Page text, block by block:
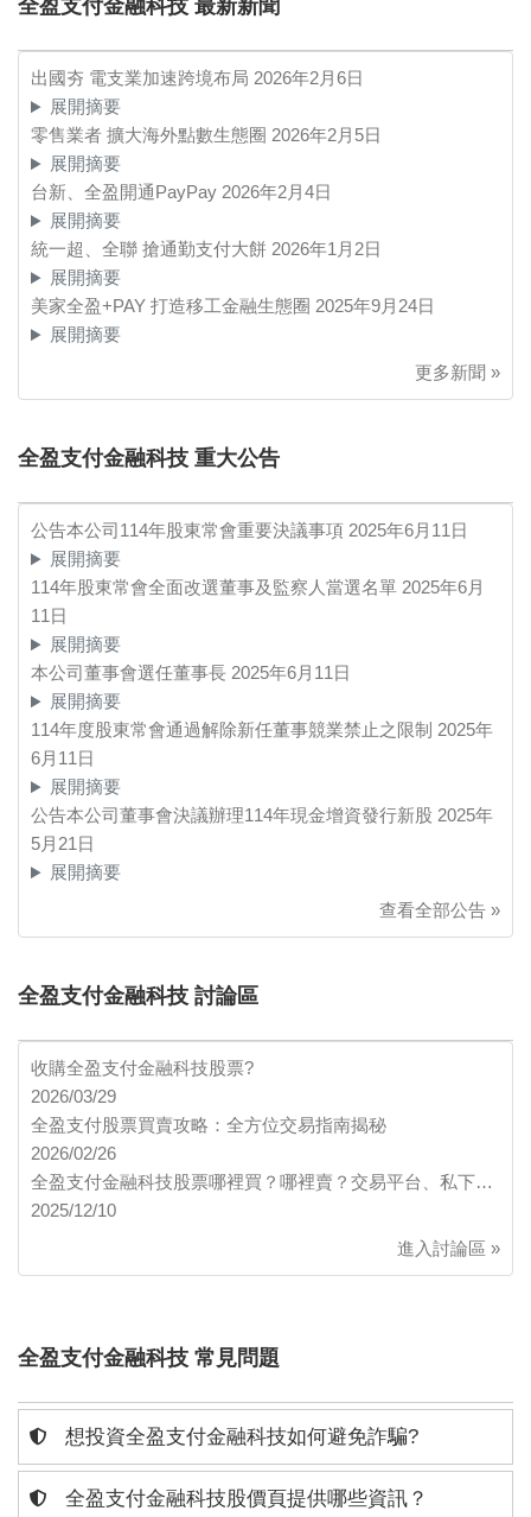
全盈支付金融科技 最新新聞
出國夯 電支業加速跨境布局 2026年2月6日
展開摘要
零售業者 擴大海外點數生態圈 2026年2月5日
展開摘要
台新、全盈開通PayPay 2026年2月4日
展開摘要
統一超、全聯 搶通勤支付大餅 2026年1月2日
展開摘要
美家全盈+PAY 打造移工金融生態圈 2025年9月24日
展開摘要
更多新聞 »
全盈支付金融科技 重大公告
公告本公司114年股東常會重要決議事項 2025年6月11日
展開摘要
114年股東常會全面改選董事及監察人當選名單 2025年6月
11日
展開摘要
本公司董事會選任董事長 2025年6月11日
展開摘要
114年度股東常會通過解除新任董事競業禁止之限制 2025年
6月11日
展開摘要
公告本公司董事會決議辦理114年現金增資發行新股 2025年
5月21日
展開摘要
查看全部公告 »
全盈支付金融科技 討論區
收購全盈支付金融科技股票?
2026/03/29
全盈支付股票買賣攻略：全方位交易指南揭秘
2026/02/26
全盈支付金融科技股票哪裡買？哪裡賣？交易平台、私下…
2025/12/10
進入討論區 »
全盈支付金融科技 常見問題
想投資全盈支付金融科技如何避免詐騙?
全盈支付金融科技股價頁提供哪些資訊？